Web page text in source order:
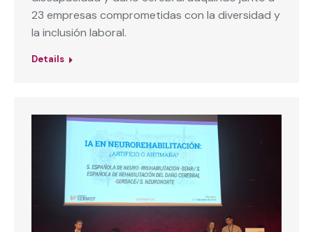
23 empresas comprometidas con la diversidad y
la inclusión laboral.
Details